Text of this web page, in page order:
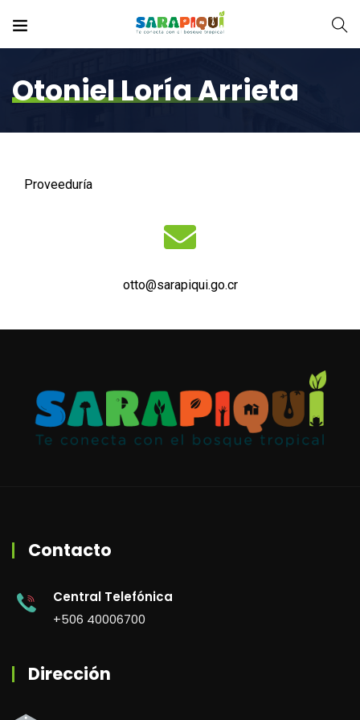
Otoniel Loría Arrieta
Proveeduría
otto@sarapiqui.go.cr
Contacto
Central Telefónica
+506 40006700
Dirección